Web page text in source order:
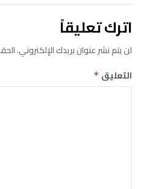
اترك تعليقاً
لن يتم نشر عنوان بريدك الإلكتروني.
التعليق *